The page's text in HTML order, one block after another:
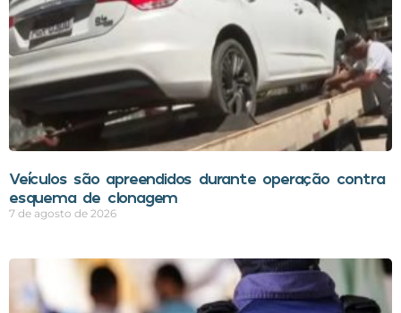
Veículos são apreendidos durante operação contra
esquema de clonagem
7 de agosto de 2026